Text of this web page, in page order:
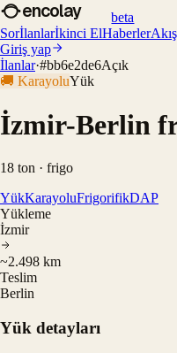
encolay
beta
Sorİlanlarİkinci ElHaberlerAkış
Giriş yap
İlanlar·#bb6e2de6Açık
🚚 KarayoluYük
İzmir-Berlin
18 ton · frigo
YükKarayoluFrigorifikDAP
Yükleme
İzmir
~2.498 km
Teslim
Berlin
Yük detayları